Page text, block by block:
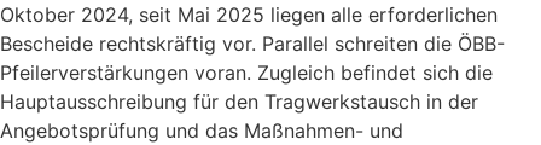
Oktober 2024, seit Mai 2025 liegen alle erforderlichen
Bescheide rechtskräftig vor. Parallel schreiten die ÖBB-
Pfeilerverstärkungen voran. Zugleich befindet sich die
Hauptausschreibung für den Tragwerkstausch in der
Angebotsprüfung und das Maßnahmen- und